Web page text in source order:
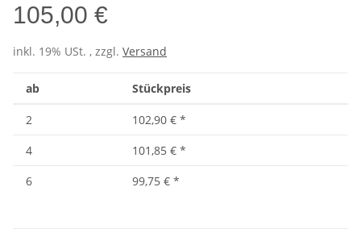
105,00 €
inkl. 19% USt. , zzgl. Versand
ab Stückpreis
2 102,90 € *
4
101,85 € *
6
99,75 € *